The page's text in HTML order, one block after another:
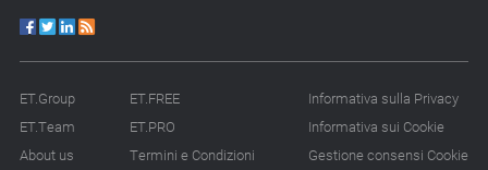
ET.Group
ET.Team
About us
ET.FREE
ET.PRO
Termini e Condizioni
Informativa sulla Privacy
Informativa sui Cookie
Gestione consensi Cookie